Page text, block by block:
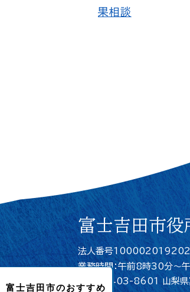
果相談
富士吉田市役
法人番号
業務時間：午前8時30分～
住所：〒403-8601 山梨
富士吉田市のおすすめ